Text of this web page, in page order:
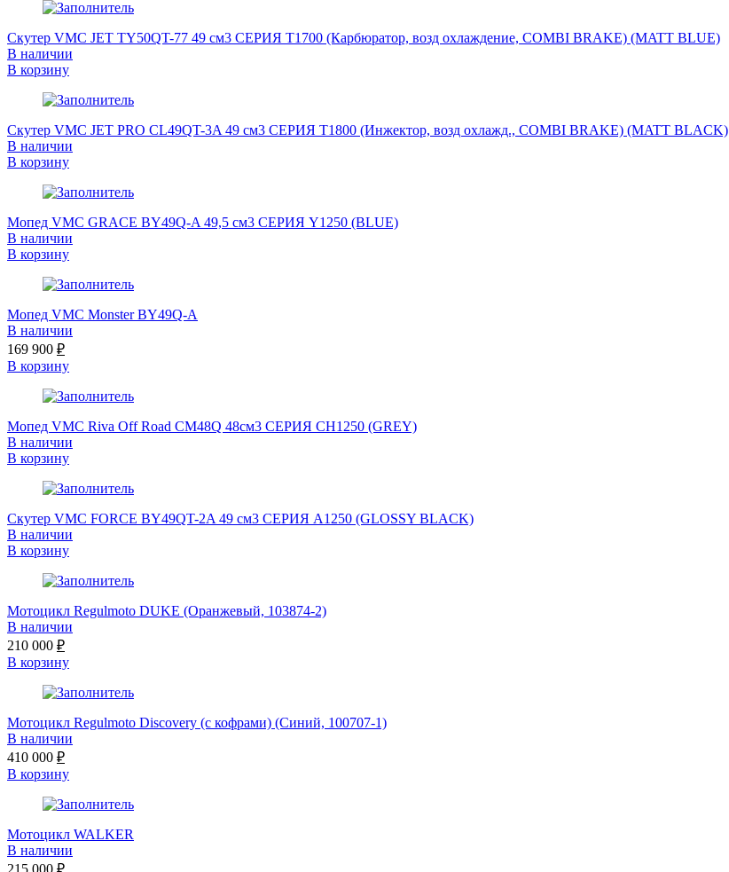
Скутер VMC JET ТY50QT-77 49 см3 СЕРИЯ T1700 (Карбюратор, возд охлаждение, COMBI BRAKE) (MATT BLUE)
В наличии
В корзину
Скутер VMC JET PRO CL49QT-3A 49 см3 СЕРИЯ T1800 (Инжектор, возд охлажд., COMBI BRAKE) (MATT BLACK)
В наличии
В корзину
Мопед VMC GRACE BY49Q-A 49,5 см3 СЕРИЯ Y1250 (BLUE)
В наличии
В корзину
Мопед VMC Monster BY49Q-A
В наличии
169 900 ₽
В корзину
Мопед VMC Riva Off Road CM48Q 48см3 СЕРИЯ CH1250 (GREY)
В наличии
В корзину
Скутер VMC FORCE BY49QT-2A 49 см3 СЕРИЯ A1250 (GLOSSY BLACK)
В наличии
В корзину
Мотоцикл Regulmoto DUKE (Оранжевый, 103874-2)
В наличии
210 000 ₽
В корзину
Мотоцикл Regulmoto Discovery (с кофрами) (Синий, 100707-1)
В наличии
410 000 ₽
В корзину
Мотоцикл WALKER
В наличии
215 000 ₽